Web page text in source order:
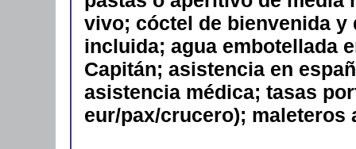
vivo; cóctel de bienvenida y
incluida; agua embotellada
Capitán; asistencia en
asistencia médica; tasas
eur/pax/crucero); maleteros